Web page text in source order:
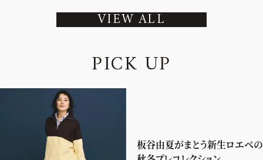
VIEW ALL
PICK UP
板谷由夏がまとう新生ロエベの